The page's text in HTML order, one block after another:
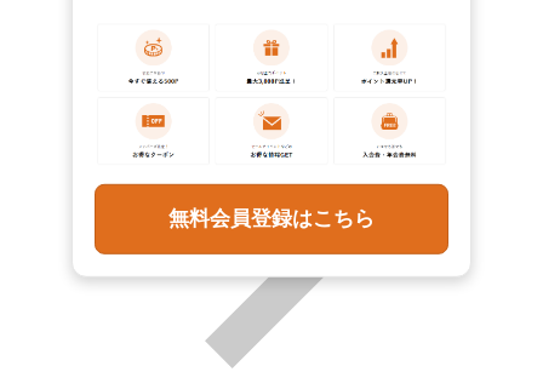
無料会員登録はこちら